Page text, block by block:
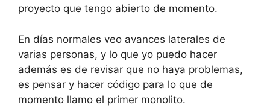
proyecto que tengo abierto de momento.
En días normales veo avances laterales de
varias personas, y lo que yo puedo hacer
además es de revisar que no haya problemas,
es pensar y hacer código para lo que de
momento llamo el primer monolito.